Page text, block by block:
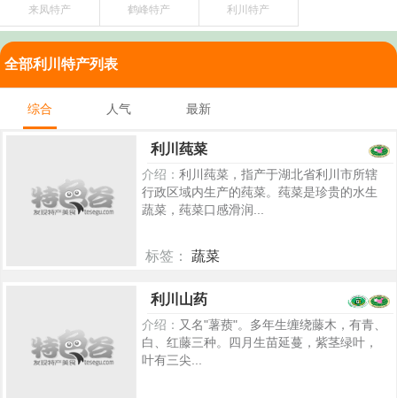
来凤特产 鹤峰特产 利川特产
全部利川特产列表
综合 人气 最新
利川莼菜
介绍： 利川莼菜，指产于湖北省利川市所辖
行政区域内生产的莼菜。莼菜是珍贵的水生
蔬菜，莼菜口感滑润...
标签： 蔬菜
利川山药
介绍： 又名"薯蓣"。多年生缠绕藤木，有青、
白、红藤三种。四月生苗延蔓，紫茎绿叶，
叶有三尖...